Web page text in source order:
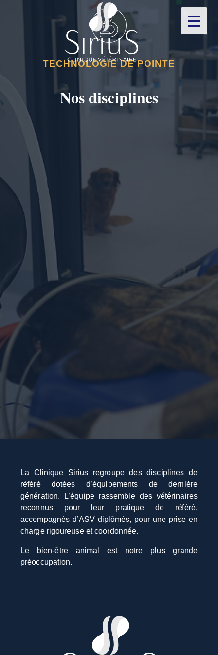
TECHNOLOGIE DE POINTE
Nos disciplines
La Clinique Sirius regroupe des disciplines de
référé dotées d’équipements de dernière
génération. L’équipe rassemble des vétérinaires
reconnus pour leur pratique de référé,
accompagnés d’ASV diplômés, pour une prise en
charge rigoureuse et coordonnée.
Le bien-être animal est notre plus grande
préoccupation.